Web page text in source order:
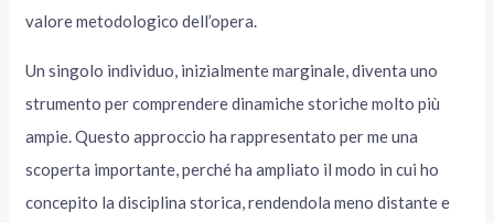
valore metodologico dell’opera.
Un singolo individuo, inizialmente marginale, diventa uno
strumento per comprendere dinamiche storiche molto più
ampie. Questo approccio ha rappresentato per me una
scoperta importante, perché ha ampliato il modo in cui ho
concepito la disciplina storica, rendendola meno distante e